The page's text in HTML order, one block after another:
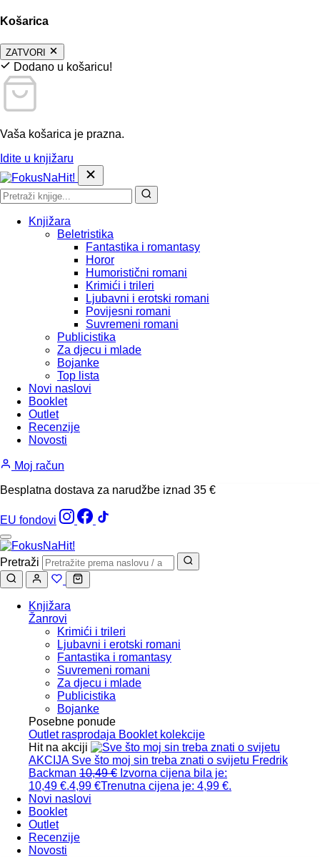
Košarica
ZATVORI
Dodano u košaricu!
Vaša košarica je prazna.
Idite u knjižaru
Knjižara
Beletristika
Fantastika i romantasy
Horor
Humoristični romani
Krimići i trileri
Ljubavni i erotski romani
Povijesni romani
Suvremeni romani
Publicistika
Za djecu i mlade
Bojanke
Top lista
Novi naslovi
Booklet
Outlet
Recenzije
Novosti
Moj račun
Besplatna dostava za narudžbe iznad 35 €
EU fondovi
Pretraži
Knjižara
Žanrovi
Krimići i trileri
Ljubavni i erotski romani
Fantastika i romantasy
Suvremeni romani
Za djecu i mlade
Publicistika
Bojanke
Posebne ponude
Outlet rasprodaja Booklet kolekcije
Hit na akciji
AKCIJA Sve što moj sin treba znati o svijetu Fredrik
Backman 10,49€ Izvorna cijena bila je:
10,49 €.4,99 €Trenutna cijena je: 4,99 €.
Novi naslovi
Booklet
Outlet
Recenzije
Novosti